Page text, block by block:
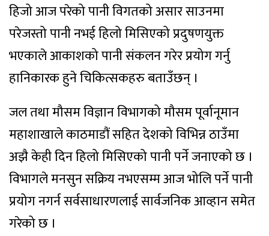
हिजो आज परेको पानी विगतको असार साउनमा
परेजस्तो पानी नभई हिलो मिसिएको प्रदुषणयुक्त
भएकाले आकाशको पानी संकलन गरेर प्रयोग गर्नु
हानिकारक हुने चिकित्सकहरु बताउँछन् ।
जल तथा मौसम विज्ञान विभागको मौसम पूर्वानूमान
महाशाखाले काठमाडौं सहित देशको विभिन्न ठाउँमा
अझै केही दिन हिलो मिसिएको पानी पर्ने जनाएको छ ।
विभागले मनसुन सक्रिय नभएसम्म आज भोलि पर्ने पानी
प्रयोग नगर्न सर्वसाधारणलाई सार्वजनिक आव्हान समेत
गरेको छ ।